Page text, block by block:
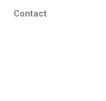
Contact